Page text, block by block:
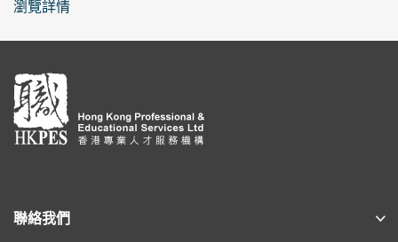
瀏覽詳情
聯絡我們